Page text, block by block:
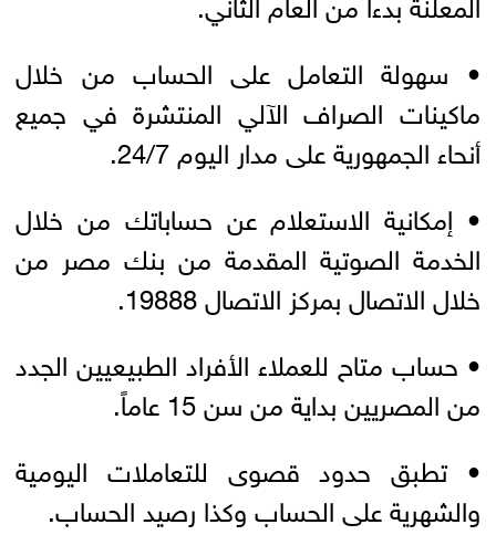
• سهولة التعامل على الحساب من خلال
ماكينات الصراف الآلي المنتشرة في جميع
أنحاء الجمهورية على مدار اليوم 24/7.
• إمكانية الاستعلام عن حساباتك من خلال
الخدمة الصوتية المقدمة من بنك مصر من
خلال الاتصال بمركز الاتصال 19888.
• حساب متاح للعملاء الأفراد الطبيعيين الجدد
من المصريين بداية من سن 15 عاماً.
• تطبق حدود قصوى للتعاملات اليومية
والشهرية على الحساب وكذا رصيد الحساب.